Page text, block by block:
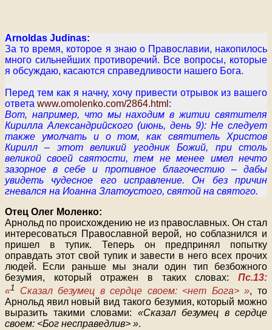
Arnoldas Judinas:
За то время, которое я знаю о Православии, накопилось
много сильнейших противоречий. Все вопросы, которые
я обсуждаю, касаются справедливости нашего Бога.
Перед тем как я начну, хочу привести отрывок из вашего
ответа www.omolenko.com/2864.html :
Вот, например, что мы находим в житии святителя
Кирилла Александрийского (июнь, день 9): Не следует
также умолчать и о том, как святитель Христов
Кирилл – этот великий угодник Божий, при столь
великой своей святости, тем не менее имел нечто
зазорное в себе и противное благочестию – дабы
увидеть чудесное его исправление. Он без причин
гневался на Иоанна Златоустого, святой на святого.
Отец Олег Моленко:
Арнольд по происхождению не из православных. Он стал
интересоваться Православной верой, но соблазнился и
пришел в тупик. Теперь он предпринял попытку
оправдать этот свой тупик и завести в него всех прочих
людей. Если раньше мы знали один тип безбожного
безумия, который отражен в таких словах: Пс.13:
«1 Сказал безумец в сердце своем: <нет Бога> », то
Арнольд явил новый вид такого безумия, который можно
выразить такими словами: «Сказал безумец в сердце
своем: <Бог несправедлив> ».